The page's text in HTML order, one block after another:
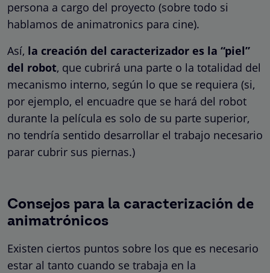
persona a cargo del proyecto (sobre todo si
hablamos de animatronics para cine).
Así, la creación del caracterizador es la “piel”
del robot, que cubrirá una parte o la totalidad del
mecanismo interno, según lo que se requiera (si,
por ejemplo, el encuadre que se hará del robot
durante la película es solo de su parte superior,
no tendría sentido desarrollar el trabajo necesario
parar cubrir sus piernas.)
Consejos para la caracterización de
animatrónicos
Existen ciertos puntos sobre los que es necesario
estar al tanto cuando se trabaja en la